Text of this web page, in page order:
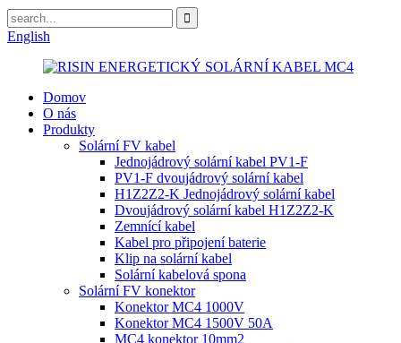
English
Domov
O nás
Produkty
Solární FV kabel
Jednojádrový solární kabel PV1-F
PV1-F dvoujádrový solární kabel
H1Z2Z2-K Jednojádrový solární kabel
Dvoujádrový solární kabel H1Z2Z2-K
Zemnící kabel
Kabel pro připojení baterie
Klip na solární kabel
Solární kabelová spona
Solární FV konektor
Konektor MC4 1000V
Konektor MC4 1500V 50A
MC4 konektor 10mm2